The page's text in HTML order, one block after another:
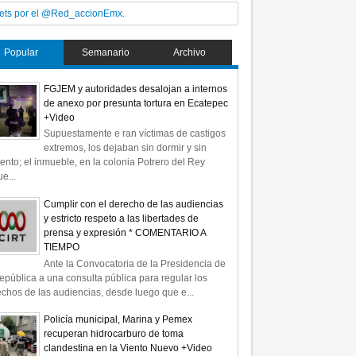
baleado en
público en Naucalpan
muere a manos de ex militar en
Naucalpan
Jul
por el @Red_accionEmx.
Popular Semanario Archivo
FGJEM y autoridades desalojan a internos
de anexo por presunta tortura en Ecatepec
+Video
Supuestamente e ran víctimas de castigos
extremos, los dejaban sin dormir y sin
el inmueble, en la colonia Potrero del Rey
Cumplir con el derecho de las audiencias
y estricto respeto a las libertades de
prensa y expresión * COMENTARIO A
TIEMPO
Ante la Convocatoria de la Presidencia de
a una consulta pública para regular los
de las audiencias, desde luego que e...
Policía municipal, Marina y Pemex
recuperan hidrocarburo de toma
clandestina en la Viento Nuevo +Video